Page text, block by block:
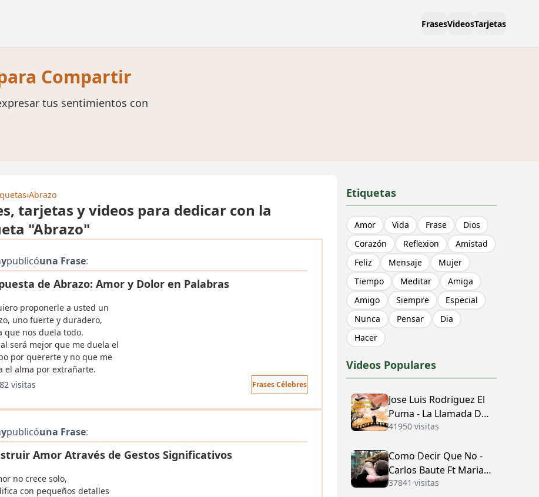
FrasesVideosTarjetas
Compartir
tus sentimientos con
›Abrazo
tarjetas y videos para dedicar con la
"Abrazo"
publicóuna Frase:
de Abrazo: Amor y Dolor en Palabras
proponerle a usted un
uno fuerte y duradero,
que nos duela todo.
será mejor que me duela el
por quererte y no que me
el alma por extrañarte.
visitas
Frases Célebres
publicóuna Frase:
Amor Através de Gestos Significativos
no crece solo,
con pequeños detalles
Etiquetas
Amor Vida Frase
Dios
Corazón
Reflexion
Amistad
Feliz
Mensaje
Mujer
Tiempo
Meditar
Amiga
Amigo
Siempre
Especial
Nunca
Pensar
Dia
Hacer
Videos Populares
Jose Luis Rodriguez El
Puma - La Llamada Del
Amor (con Letra)
41950 visitas
Como Decir Que No -
Carlos Baute Ft Maria
José (con Letra)
37841 visitas